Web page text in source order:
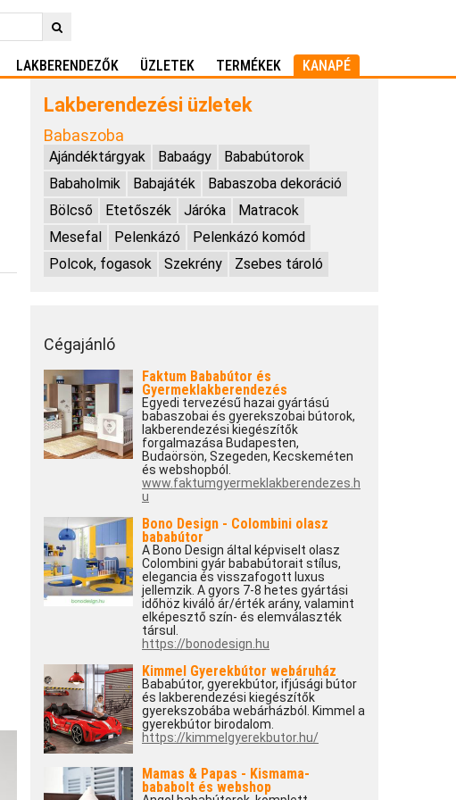
LAKBERENDEZŐK ÜZLETEK TERMÉKEK KANAPÉ
Lakberendezési üzletek
Babaszoba
Ajándéktárgyak Babaágy
Bababútorok
Babaholmik
Babajáték
Babaszoba dekoráció
Bölcső
Etetőszék Járóka
Matracok
Mesefal
Pelenkázó
Pelenkázó komód
Polcok, fogasok
Szekrény Zsebes tároló
Cégajánló
Faktum Bababútor és
Gyermeklakberendezés
Egyedi tervezésű hazai gyártású
babaszobai és gyerekszobai bútorok,
lakberendezési kiegészítők
forgalmazása Budapesten,
Budaörsön, Szegeden, Kecskeméten
és webshopból.
www.faktumgyermeklakberendezes.h
u
Bono Design - Colombini olasz
bababútor
A Bono Design által képviselt olasz
Colombini gyár bababútorait stílus,
elegancia és visszafogott luxus
jellemzik. A gyors 7-8 hetes gyártási
időhöz kiváló ár/érték arány, valamint
elképesztő szín- és elemválaszték
társul.
https://bonodesign.hu
Kimmel Gyerekbútor webáruház
Bababútor, gyerekbútor, ifjúsági bútor
és lakberendezési kiegészítők
gyerekszobába webárházból. Kimmel a
gyerekbútor birodalom.
https://kimmelgyerekbutor.hu/
Mamas & Papas - Kismama-
bababolt és webshop